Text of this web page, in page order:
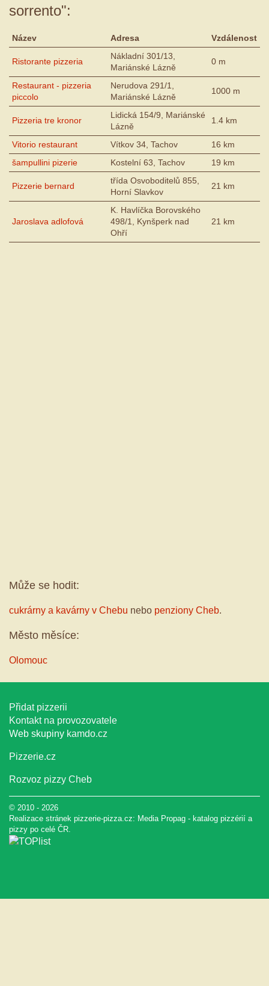
sorrento":
Název Adresa Vzdálenost
Ristorante pizzeria
Nákladní 301/13,
Mariánské Lázně
0 m
Restaurant - pizzeria
piccolo
Nerudova 291/1,
Mariánské Lázně
1000 m
Pizzeria tre kronor
Lidická 154/9, Mariánské
Lázně
1.4 km
Vitorio restaurant Vítkov 34, Tachov
16 km
šampullini pizerie
Kostelní 63, Tachov 19 km
Pizzerie bernard
třída Osvoboditelů 855,
Horní Slavkov
21 km
Jaroslava adlofová
K. Havlíčka Borovského
498/1, Kynšperk nad
Ohří
21 km
Může se hodit:
cukrárny a kavárny v Chebu nebo penziony Cheb.
Město měsíce:
Olomouc
Přidat pizzerii
Kontakt na provozovatele
Web skupiny kamdo.cz
Pizzerie.cz
Rozvoz pizzy Cheb
© 2010 - 2026
Realizace stránek pizzerie-pizza.cz: Media Propag - katalog pizzérií a
pizzy po celé ČR.